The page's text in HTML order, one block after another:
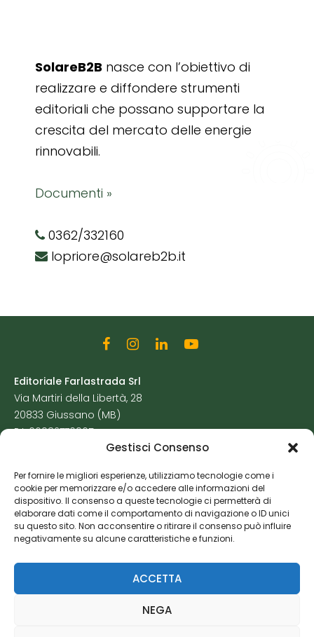
Gestisci Consenso
Per fornire le migliori esperienze, utilizziamo tecnologie come i
cookie per memorizzare e/o accedere alle informazioni del
dispositivo. Il consenso a queste tecnologie ci permetterà di
elaborare dati come il comportamento di navigazione o ID unici
su questo sito. Non acconsentire o ritirare il consenso può influire
negativamente su alcune caratteristiche e funzioni.
ACCETTA
NEGA
SolareB2B nasce con l’obiettivo di
realizzare e diffondere strumenti
editoriali che possano supportare la
crescita del mercato delle energie
rinnovabili.
Documenti »
0362/332160
lopriore@solareb2b.it
Editoriale Farlastrada Srl
Via Martiri della Libertà, 28
20833 Giussano (MB)
P.I. 06982770965
Cookie Policy
Risorse Aggiuntive